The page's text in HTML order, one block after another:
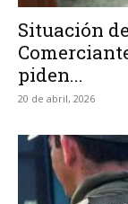
Situación
piden...
20 de abril, 2026